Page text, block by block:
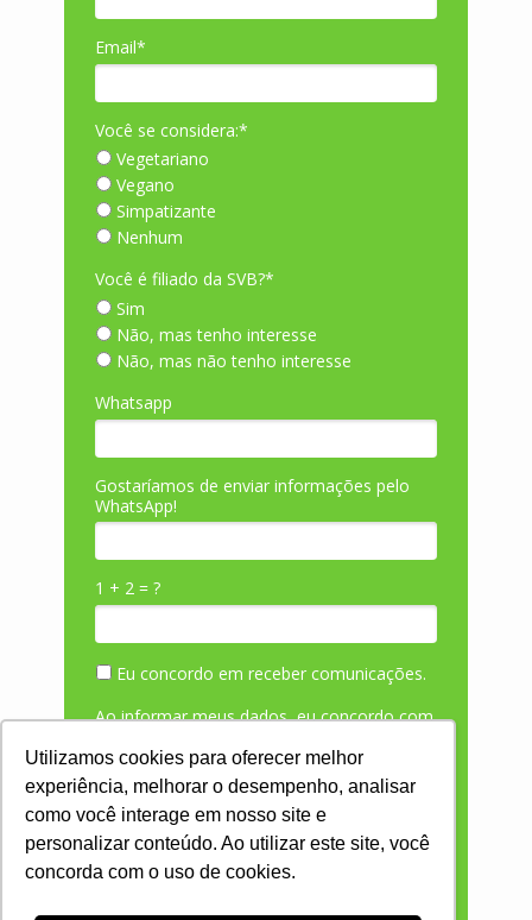
Utilizamos cookies para oferecer melhor
experiência, melhorar o desempenho, analisar
como você interage em nosso site e
personalizar conteúdo. Ao utilizar este site, você
concorda com o uso de cookies.
Email*
Você se considera:*
Vegetariano
Vegano
Simpatizante
Nenhum
Você é filiado da SVB?*
Sim
Não, mas tenho interesse
Não, mas não tenho interesse
Whatsapp
Gostaríamos de enviar informações pelo
WhatsApp!
1 + 2 = ?
Eu concordo em receber comunicações.
Ao informar meus dados, eu concordo com
BAIXAR AGORA
Prometemos não utilizar suas informações de